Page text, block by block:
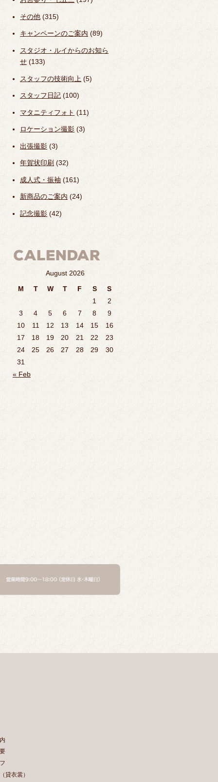
その他 (315)
キャンペーンのご案内 (89)
スタジオ・ルイからのお知ら
せ (133)
スタッフの技術向上 (5)
スタッフ日記 (100)
マタニティフォト (11)
ロケーション撮影 (3)
出張撮影 (3)
年賀状印刷 (32)
成人式・振袖 (161)
新商品のご案内 (24)
記念撮影 (42)
August 2026
M
T W T F S
S
1
2
3
4 5 6 7 8
9
10
11 12 13 14 15
16
17
18 19 20 21 22
23
24
25 26 27 28 29
30
31
« Feb
貸衣裳）